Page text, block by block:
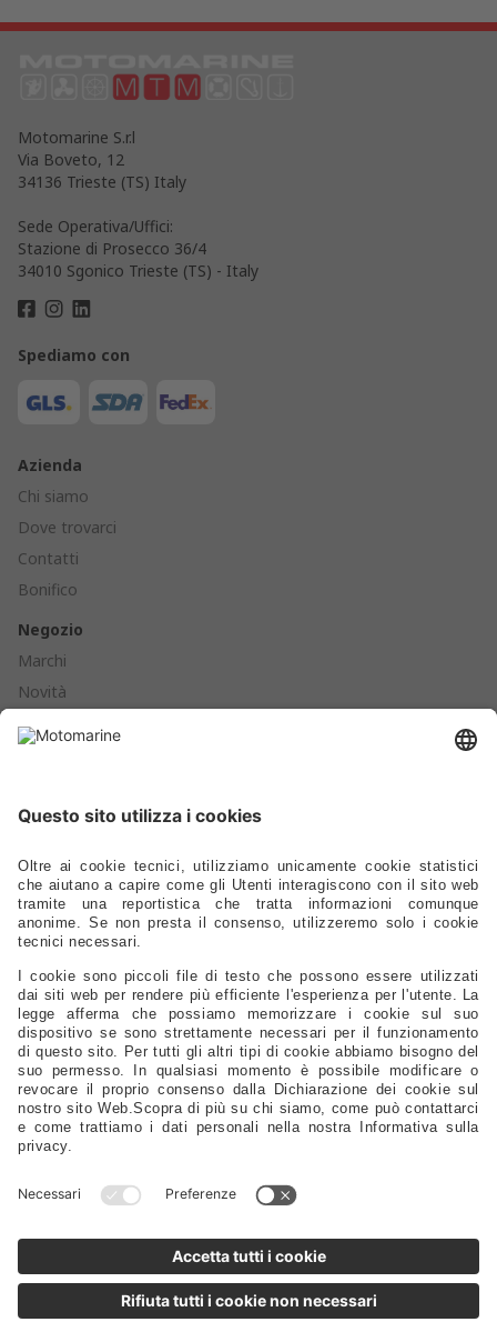
Motomarine S.r.l
Via Boveto, 12
34136 Trieste (TS) Italy
Sede Operativa/Uffici:
Stazione di Prosecco 36/4
34010 Sgonico Trieste (TS) - Italy
Spediamo con
Azienda
Chi siamo
Dove trovarci
Contatti
Bonifico
Negozio
Marchi
Novità
Cataloghi
Ferramenta - Chiusure - Viteria
Scalette - Passerelle - Supporti Sedili - Oblò - Prese D'aria
Cucine - Frigoriferi - Sanitari - Idraulica - Raccorderia - Pompe
Elettrica - Luci - Fanali - Energia
Strumentazione - Bussole - Binocoli - Antenne - Elettronica
Sicurezza - Sport - Abbigliamento - Battelli - Alaggio - Carrelli
Vela - Cordame - Coperture - Rivestimenti
Ricambi Motore - Eliche - Anodi - Serbatoi - Filtri
Timonerie - Comandi - Timoni - Flaps - Bow Thruster
Lubrificanti - Colle - Detergenti - Spazzole - Vernici - Utensili
Servizi Da Tavola - Arredo - Oggettistica
Supporto
FAQ